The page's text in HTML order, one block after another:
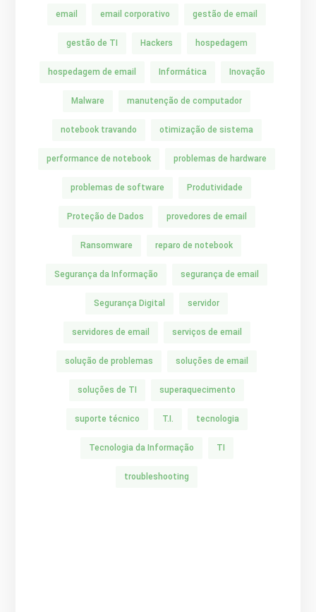
email email corporativo gestão de email
gestão de TI Hackers hospedagem
hospedagem de email Informática Inovação
Malware manutenção de computador
notebook travando otimização de sistema
performance de notebook problemas de hardware
problemas de software Produtividade
Proteção de Dados provedores de email
Ransomware reparo de notebook
Segurança da Informação segurança de email
Segurança Digital servidor
servidores de email serviços de email
solução de problemas soluções de email
soluções de TI superaquecimento
suporte técnico T.I. tecnologia
Tecnologia da Informação TI
troubleshooting